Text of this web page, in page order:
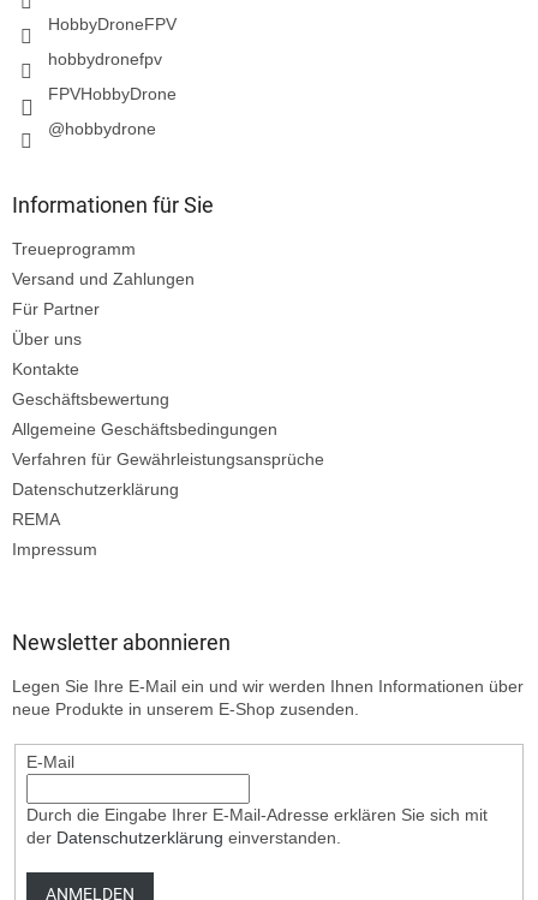
HobbyDroneFPV
hobbydronefpv
FPVHobbyDrone
@hobbydrone
Informationen für Sie
Treueprogramm
Versand und Zahlungen
Für Partner
Über uns
Kontakte
Geschäftsbewertung
Allgemeine Geschäftsbedingungen
Verfahren für Gewährleistungsansprüche
Datenschutzerklärung
REMA
Impressum
Newsletter abonnieren
Legen Sie Ihre E-Mail ein und wir werden Ihnen Informationen über
neue Produkte in unserem E-Shop zusenden.
E-Mail
Durch die Eingabe Ihrer E-Mail-Adresse erklären Sie sich mit
der Datenschutzerklärung einverstanden.
ANMELDEN